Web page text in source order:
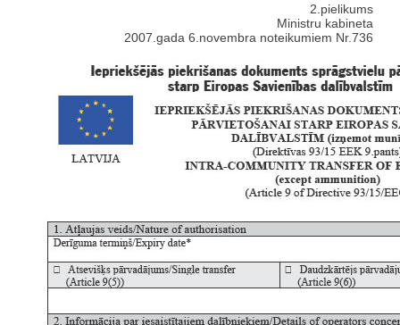
2.pielikums
Ministru kabineta
2007.gada 6.novembra noteikumiem Nr.736